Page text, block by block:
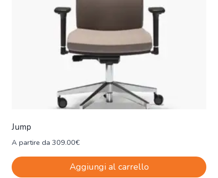
Jump
A partire da 309.00€
Aggiungi al carrello